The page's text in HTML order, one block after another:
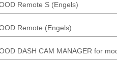
Remote S (Engels)
Remote (Engels)
DASH CAM MANAGER for